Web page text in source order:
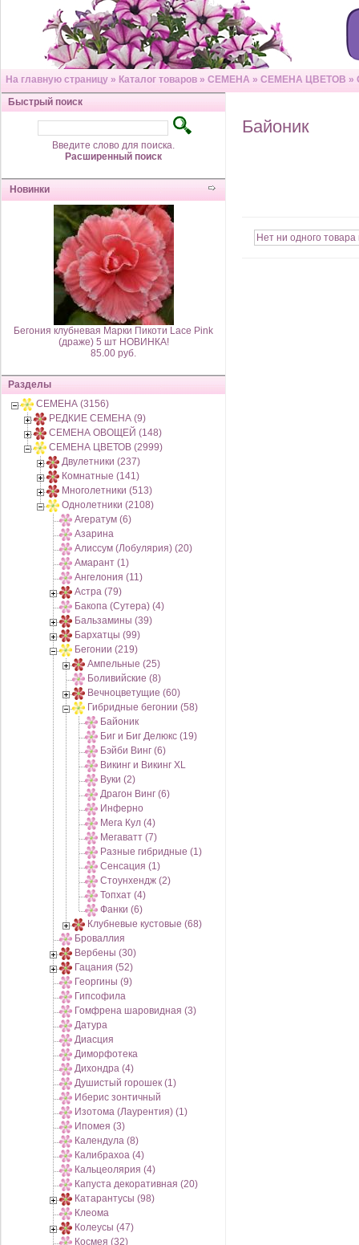
На главную страницу » Каталог товаров » СЕМЕНА » СЕМЕНА ЦВЕТОВ »
Быстрый поиск
Введите слово для поиска.
Расширенный поиск
Новинки
Бегония клубневая Марки Пикоти Lace Pink
(драже) 5 шт НОВИНКА!
85.00 руб.
Разделы
СЕМЕНА (3156)
РЕДКИЕ СЕМЕНА (9)
СЕМЕНА ОВОЩЕЙ (148)
СЕМЕНА ЦВЕТОВ (2999)
Двулетники (237)
Комнатные (141)
Многолетники (513)
Однолетники (2108)
Агератум (6)
Азарина
Алиссум (Лобулярия) (20)
Амарант (1)
Ангелония (11)
Астра (79)
Бакопа (Сутера) (4)
Бальзамины (39)
Бархатцы (99)
Бегонии (219)
Ампельные (25)
Боливийские (8)
Вечноцветущие (60)
Гибридные бегонии (58)
Байоник
Биг и Биг Делюкс (19)
Бэйби Винг (6)
Викинг и Викинг XL
Вуки (2)
Драгон Винг (6)
Инферно
Мега Кул (4)
Мегаватт (7)
Разные гибридные (1)
Сенсация (1)
Стоунхендж (2)
Топхат (4)
Фанки (6)
Клубневые кустовые (68)
Броваллия
Вербены (30)
Гацания (52)
Георгины (9)
Гипсофила
Гомфрена шаровидная (3)
Датура
Диасция
Диморфотека
Дихондра (4)
Душистый горошек (1)
Иберис зонтичный
Изотома (Лаурентия) (1)
Ипомея (3)
Календула (8)
Калибрахоа (4)
Кальцеолярия (4)
Капуста декоративная (20)
Катарантусы (98)
Клеома
Колеусы (47)
Космея (32)
Байоник
Нет ни одного